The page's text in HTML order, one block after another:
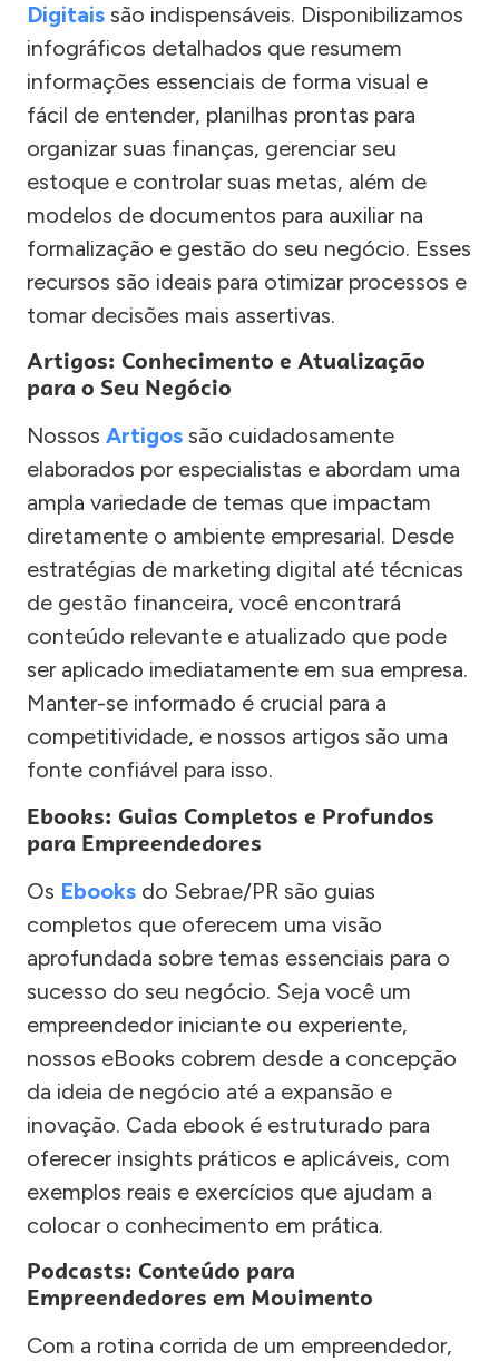
Digitais são indispensáveis. Disponibilizamos
infográficos detalhados que resumem
informações essenciais de forma visual e
fácil de entender, planilhas prontas para
organizar suas finanças, gerenciar seu
estoque e controlar suas metas, além de
modelos de documentos para auxiliar na
formalização e gestão do seu negócio. Esses
recursos são ideais para otimizar processos e
tomar decisões mais assertivas.
Artigos: Conhecimento e Atualização
para o Seu Negócio
Nossos Artigos são cuidadosamente
elaborados por especialistas e abordam uma
ampla variedade de temas que impactam
diretamente o ambiente empresarial. Desde
estratégias de marketing digital até técnicas
de gestão financeira, você encontrará
conteúdo relevante e atualizado que pode
ser aplicado imediatamente em sua empresa.
Manter-se informado é crucial para a
competitividade, e nossos artigos são uma
fonte confiável para isso.
Ebooks: Guias Completos e Profundos
para Empreendedores
Os Ebooks do Sebrae/PR são guias
completos que oferecem uma visão
aprofundada sobre temas essenciais para o
sucesso do seu negócio. Seja você um
empreendedor iniciante ou experiente,
nossos eBooks cobrem desde a concepção
da ideia de negócio até a expansão e
inovação. Cada ebook é estruturado para
oferecer insights práticos e aplicáveis, com
exemplos reais e exercícios que ajudam a
colocar o conhecimento em prática.
Podcasts: Conteúdo para
Empreendedores em Movimento
Com a rotina corrida de um empreendedor,